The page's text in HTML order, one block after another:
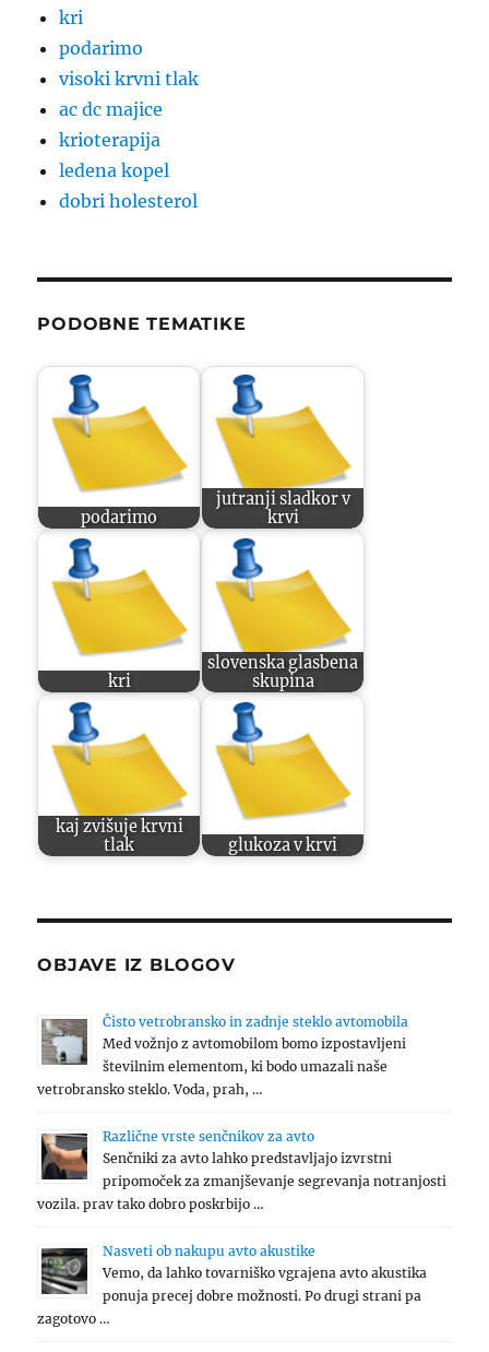
kri
podarimo
visoki krvni tlak
ac dc majice
krioterapija
ledena kopel
dobri holesterol
PODOBNE TEMATIKE
podarimo
jutranji sladkor v
krvi
kri
slovenska glasbena
skupina
kaj zvišuje krvni
tlak
glukoza v krvi
OBJAVE IZ BLOGOV
Čisto vetrobransko in zadnje steklo avtomobila
Med vožnjo z avtomobilom bomo izpostavljeni
številnim elementom, ki bodo umazali naše
vetrobransko steklo. Voda, prah, …
Različne vrste senčnikov za avto
Senčniki za avto lahko predstavljajo izvrstni
pripomoček za zmanjševanje segrevanja notranjosti
vozila. prav tako dobro poskrbijo …
Nasveti ob nakupu avto akustike
Vemo, da lahko tovarniško vgrajena avto akustika
ponuja precej dobre možnosti. Po drugi strani pa
zagotovo …